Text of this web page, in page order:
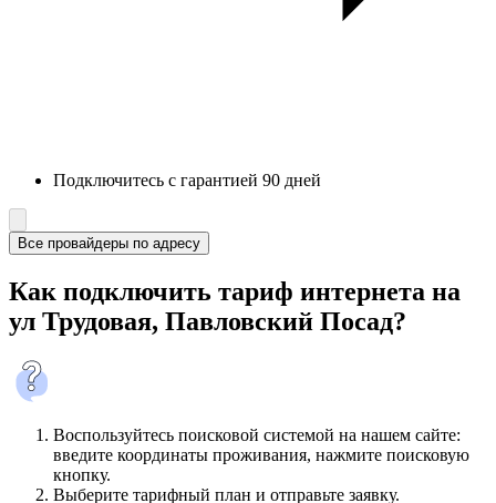
Подключитесь с гарантией 90 дней
Все провайдеры по адресу
Как подключить тариф интернета на
ул Трудовая, Павловский Посад?
Воспользуйтесь поисковой системой на нашем сайте:
введите координаты проживания, нажмите поисковую
кнопку.
Выберите тарифный план и отправьте заявку.